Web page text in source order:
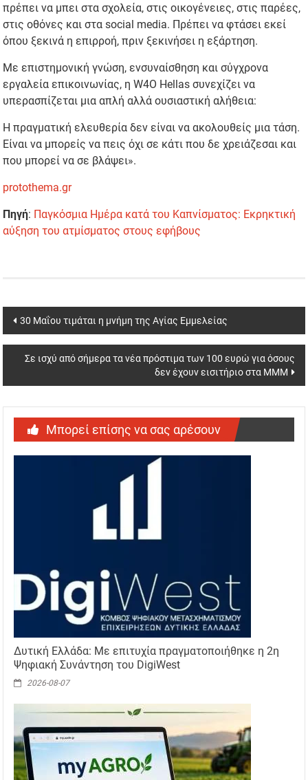
πρέπει να μπει στα σχολεία, στις οικογένειες, στις παρέες,
στις οθόνες και στα social media. Πρέπει να φτάσει εκεί
όπου ξεκινά η επιρροή, πριν ξεκινήσει η εξάρτηση.
Με επιστημονική γνώση, ενσυναίσθηση και σύγχρονα
εργαλεία επικοινωνίας, η W4O Hellas συνεχίζει να
υπερασπίζεται μια απλή αλλά ουσιαστική αλήθεια:
Η πραγματική ελευθερία δεν είναι να ακολουθείς μια τάση.
Είναι να μπορείς να πεις όχι σε κάτι που δε χρειάζεσαι και
που μπορεί να σε βλάψει».
protothema.gr
Πηγή: Παγκόσμια Ημέρα κατά του Καπνίσματος: Εκρηκτική
αύξηση του ατμίσματος στους εφήβους
Post
navigation
30 Μαΐου τιμάται η μνήμη της Αγίας Εμμελείας
Σε ισχύ από σήμερα τα νέα πρόστιμα των 100 ευρώ για όσους
δεν έχουν εισιτήριο στα ΜΜΜ
Μπορεί επίσης να σας αρέσουν
Δυτική Ελλάδα: Με επιτυχία πραγματοποιήθηκε η 2η
Ψηφιακή Συνάντηση του DigiWest
2026-08-07